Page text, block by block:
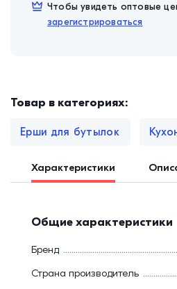
Чтобы увидеть оптовые
зарегистрироваться
Товар в категориях:
Ерши для бутылок
Характеристики
Общие характеристики
Бренд
Страна производитель